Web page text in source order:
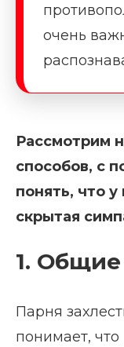
очень
Рассмотрим
способов, с
понять, что
скрытая
1.
Парня
понимает,